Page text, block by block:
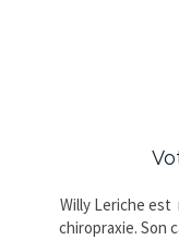
Willy Leriche est
chiropraxie. Son